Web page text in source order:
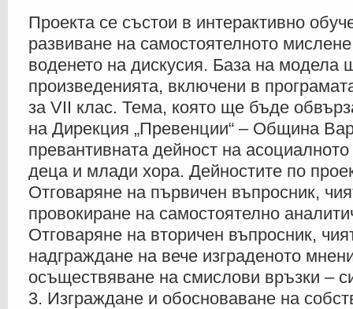
Проекта се състои в интерактивно
развиване на самостоятелното
воденето на дискусия. База на модела
произведенията, включени в
за VII клас. Тема, която ще бъде
на Дирекция „Превенции“ – Община
превантивната дейност на
деца и млади хора. Дейностите по
Отговаряне на първичен въпросник,
провокиране на самостоятелно
Отговаряне на вторичен въпросник,
надграждане на вече изграденото
осъществяване на смислови връзки –
3. Изграждане и обосноваване на